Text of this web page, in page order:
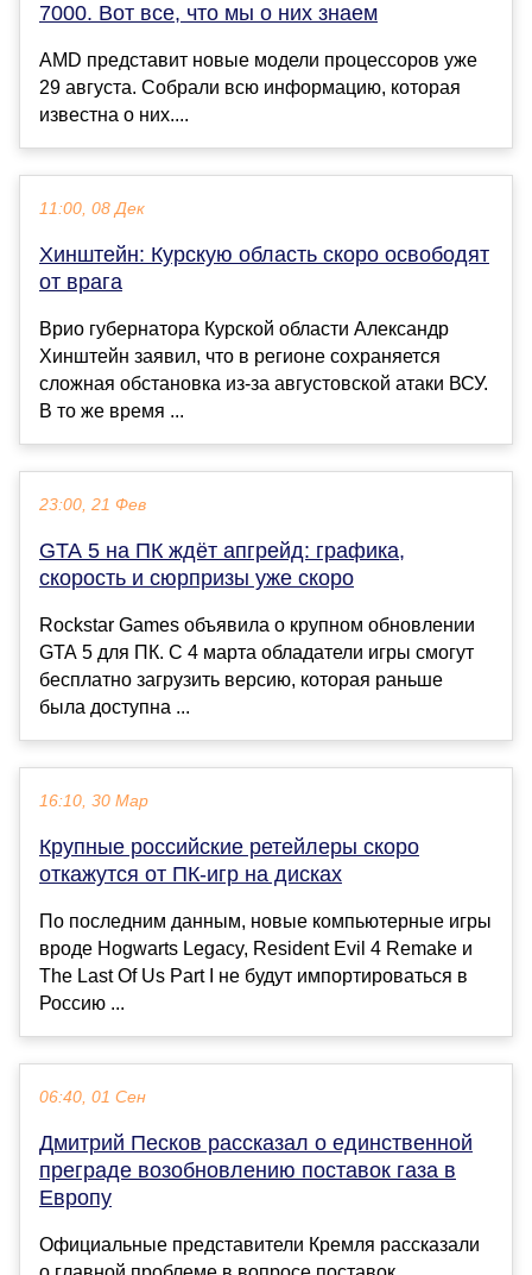
7000. Вот все, что мы о них знаем
AMD представит новые модели процессоров уже
29 августа. Собрали всю информацию, которая
известна о них....
11:00, 08 Дек
Хинштейн: Курскую область скоро освободят
от врага
Врио губернатора Курской области Александр
Хинштейн заявил, что в регионе сохраняется
сложная обстановка из-за августовской атаки ВСУ.
В то же время ...
23:00, 21 Фев
GTA 5 на ПК ждёт апгрейд: графика,
скорость и сюрпризы уже скоро
Rockstar Games объявила о крупном обновлении
GTA 5 для ПК. С 4 марта обладатели игры смогут
бесплатно загрузить версию, которая раньше
была доступна ...
16:10, 30 Мар
Крупные российские ретейлеры скоро
откажутся от ПК-игр на дисках
По последним данным, новые компьютерные игры
вроде Hogwarts Legacy, Resident Evil 4 Remake и
The Last Of Us Part I не будут импортироваться в
Россию ...
06:40, 01 Сен
Дмитрий Песков рассказал о единственной
преграде возобновлению поставок газа в
Европу
Официальные представители Кремля рассказали